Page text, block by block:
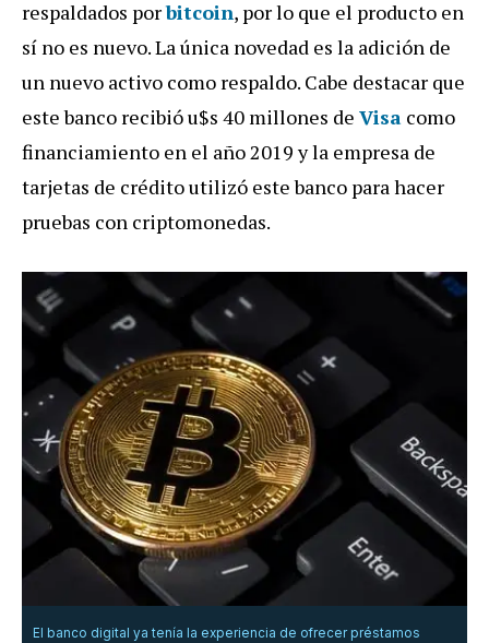
respaldados porbitcoin, por lo que el producto en
sí no es nuevo. La única novedad es la adición de
un nuevo activo como respaldo. Cabe destacar que
este banco recibió u$s 40 millones de Visa como
financiamiento en el año 2019 y la empresa de
tarjetas de crédito utilizó este banco para hacer
pruebas con criptomonedas.
El banco digital ya tenía la experiencia de ofrecer préstamos